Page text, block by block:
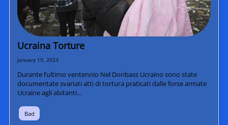
Ucraina Torture
January 19, 2023
Durante l’ultimo ventennio Nel Donbass Ucraino sono state
documentate svariati atti di tortura praticati dalle forse armate
Ucraine agli abitanti…
Bad